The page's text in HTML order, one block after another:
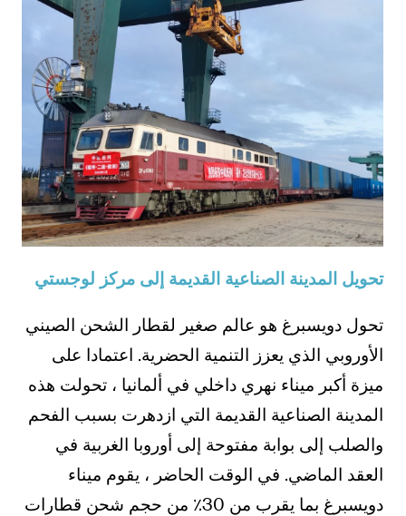
تحويل المدينة الصناعية القديمة إلى مركز لوجستي
تحول دويسبرغ هو عالم صغير لقطار الشحن الصيني
الأوروبي الذي يعزز التنمية الحضرية. اعتمادا على
ميزة أكبر ميناء نهري داخلي في ألمانيا ، تحولت هذه
المدينة الصناعية القديمة التي ازدهرت بسبب الفحم
والصلب إلى بوابة مفتوحة إلى أوروبا الغربية في
العقد الماضي. في الوقت الحاضر ، يقوم ميناء
دويسبرغ بما يقرب من 30٪ من حجم شحن قطارات